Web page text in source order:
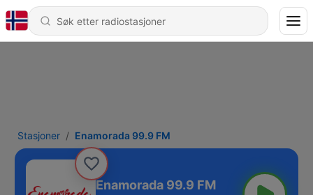
Stasjoner Enamorada 99.9 FM
Enamorada 99.9 FM